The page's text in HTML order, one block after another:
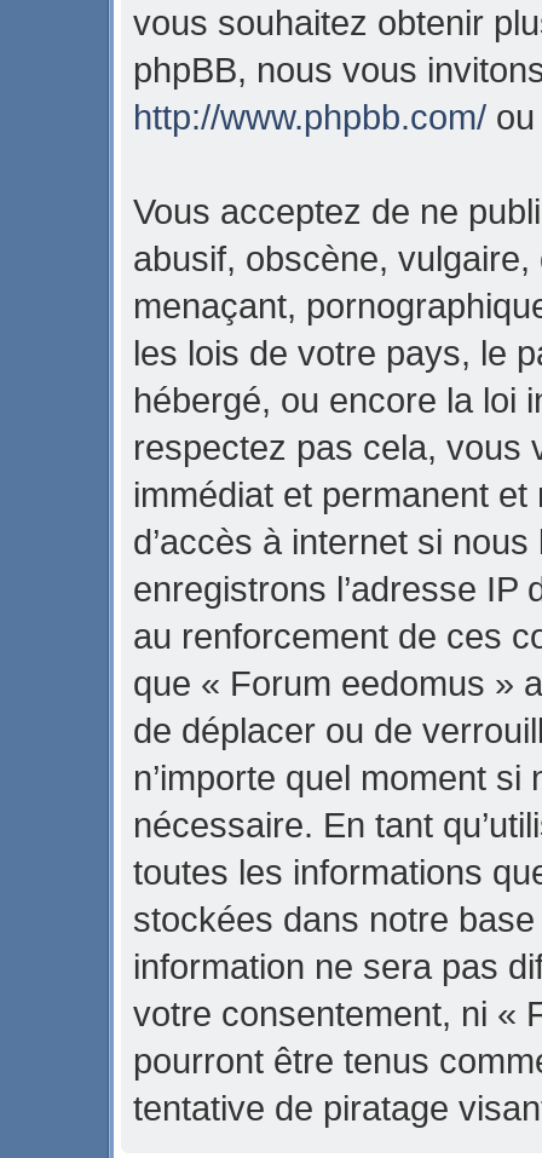
vous souhaitez obtenir
phpBB, nous vous
http://www.phpbb.com/
Vous acceptez de ne
abusif, obscène,
menaçant,
les lois de votre pays, le
hébergé, ou encore la loi
respectez pas cela, vous
immédiat et permanent
d’accès à internet si
enregistrons l’adresse IP
au renforcement de ces
que « Forum eedomus »
de déplacer ou de
n’importe quel moment
nécessaire. En tant
toutes les informations
stockées dans notre
information ne sera pas
votre consentement, ni «
pourront être tenus
tentative de piratage